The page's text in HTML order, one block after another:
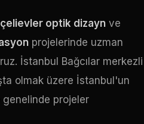
optik dizayn ve
projelerinde uzman
İstanbul Bağcılar merkezli
olmak üzere İstanbul'un
projeler